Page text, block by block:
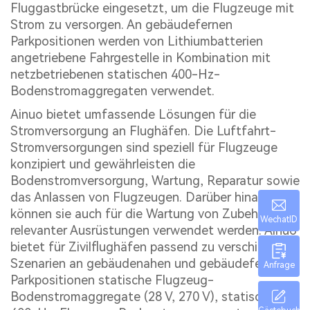
Fluggastbrücke eingesetzt, um die Flugzeuge mit
Strom zu versorgen. An gebäudefernen
Parkpositionen werden von Lithiumbatterien
angetriebene Fahrgestelle in Kombination mit
netzbetriebenen statischen 400-Hz-
Bodenstromaggregaten verwendet.
Ainuo bietet umfassende Lösungen für die
Stromversorgung an Flughäfen. Die Luftfahrt-
Stromversorgungen sind speziell für Flugzeuge
konzipiert und gewährleisten die
Bodenstromversorgung, Wartung, Reparatur sowie
das Anlassen von Flugzeugen. Darüber hinaus
können sie auch für die Wartung von Zubehör
relevanter Ausrüstungen verwendet werden. Ainuo
bietet für Zivilflughäfen passend zu verschiedenen
Szenarien an gebäudenahen und gebäudefernen
Parkpositionen statische Flugzeug-
Bodenstromaggregate (28 V, 270 V), statische
WechatID
Anfrage